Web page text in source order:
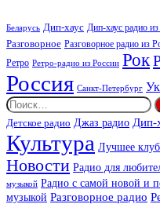
Беларусь Дип-хаус Дип-хаус радио
Разговорное Разговорное радио из
Ретро Ретро-радио из России Рок
Россия Санкт-Петербург
Найти:
Детское радио Джаз радио Дип-
Культура Лучшее
Новости Радио для
музыкой Радио с самой новой и
музыкой Разговорное радио